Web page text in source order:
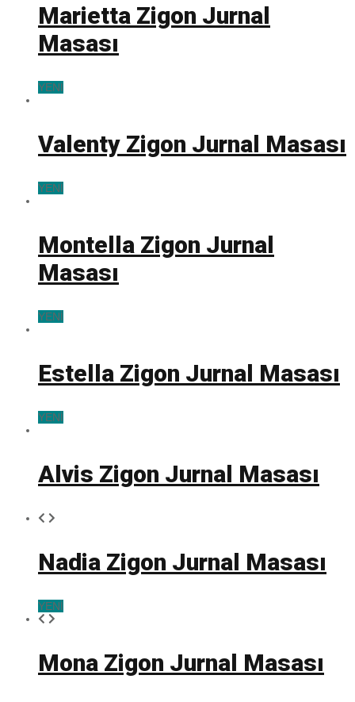
Marietta Zigon Jurnal
Masası
YENI
Valenty Zigon Jurnal Masası
YENİ
Montella Zigon Jurnal
Masası
YENİ
Estella Zigon Jurnal Masası
YENİ
Alvis Zigon Jurnal Masası
Nadia Zigon Jurnal Masası
YENİ
Mona Zigon Jurnal Masası